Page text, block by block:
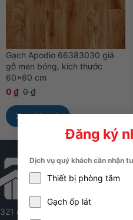
Đăng ký
Dịch vụ quý khách cần nhận
Thiết bị phòng tắm
Gạch ốp lát
Gạch Apodio 66383030 giả
gỗ men bóng, kích thước
60×60 cm
0 ₫ 0₫
Xem Nhanh
321 đường Hoàng Quốc Việt